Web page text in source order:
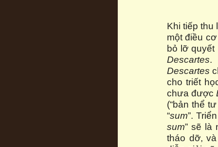
Khi tiếp
một điều
bỏ lỡ
Descartes.
Descartes
cho triết
chưa được
(“bản thể
“sum”.
sum” sẽ là
tháo dỡ,